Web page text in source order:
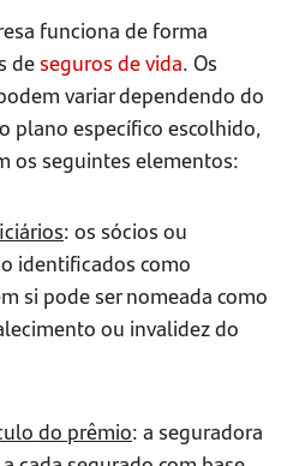
funciona de forma
de seguros de vida. Os
variar dependendo do
plano específico escolhido,
os seguintes elementos:
: os sócios ou
identificados como
si pode ser nomeada como
ou invalidez do
do prêmio: a seguradora